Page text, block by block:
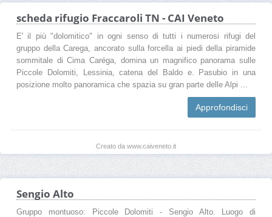
scheda rifugio Fraccaroli TN - CAI Veneto
E' il più "dolomitico" in ogni senso di tutti i numerosi rifugi del
gruppo della Carega, ancorato sulla forcella ai piedi della piramide
sommitale di Cima Caréga, domina un magnifico panorama sulle
Piccole Dolomiti, Lessinia, catena del Baldo e. Pasubio in una
posizione molto panoramica che spazia su gran parte delle Alpi ...
Approfondisci
Creato da www.caiveneto.it
Sengio Alto
Gruppo montuoso: Piccole Dolomiti - Sengio Alto. Luogo di